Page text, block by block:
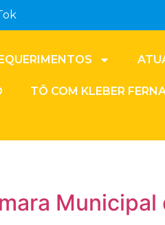
TÔ COM KLEBER
Municipal